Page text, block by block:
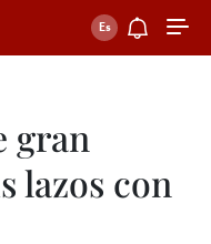
gran
lazos con